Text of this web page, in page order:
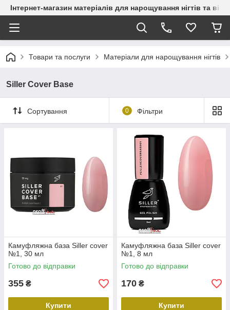
Інтернет-магазин матеріалів для нарощування нігтів та вій
Товари та послуги Матеріали для нарощування нігтів
Siller Cover Base
Сортування 0 Фільтри
Камуфляжна база Siller cover
№1, 30 мл
Готово до відправки
355 ₴
Купити
Камуфляжна база Siller cover
№1, 8 мл
Готово до відправки
170 ₴
Купити